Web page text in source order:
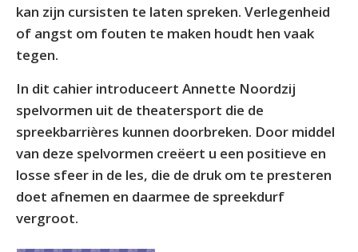
kan zijn cursisten te laten spreken. Verlegenheid
of angst om fouten te maken houdt hen vaak
tegen.
In dit cahier introduceert Annette Noordzij
spelvormen uit de theatersport die de
spreekbarrières kunnen doorbreken. Door middel
van deze spelvormen creëert u een positieve en
losse sfeer in de les, die de druk om te presteren
doet afnemen en daarmee de spreekdurf
vergroot.